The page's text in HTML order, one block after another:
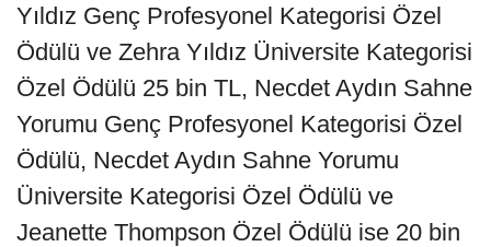
Yıldız Genç Profesyonel Kategorisi Özel
Ödülü ve Zehra Yıldız Üniversite Kategorisi
Özel Ödülü 25 bin TL, Necdet Aydın Sahne
Yorumu Genç Profesyonel Kategorisi Özel
Ödülü, Necdet Aydın Sahne Yorumu
Üniversite Kategorisi Özel Ödülü ve
Jeanette Thompson Özel Ödülü ise 20 bin